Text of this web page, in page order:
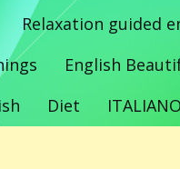
Relaxation guided
English
Diet ITALIANO